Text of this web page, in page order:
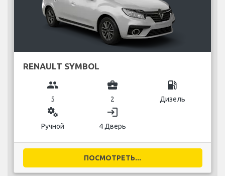
RENAULT SYMBOL
group
5
business_center
2
local_gas_station
Дизель
miscellaneous_services
Ручной
login
4 Дверь
ПОСМОТРЕТЬ...